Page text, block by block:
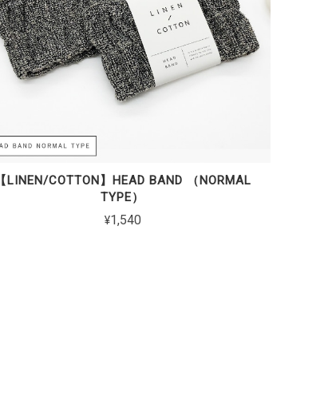
【LINEN/COTTON】HEAD BAND （NORMAL
TYPE）
¥1,540